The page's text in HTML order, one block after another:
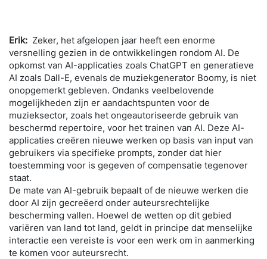
Erik: Zeker, het afgelopen jaar heeft een enorme
versnelling gezien in de ontwikkelingen rondom AI. De
opkomst van AI-applicaties zoals ChatGPT en generatieve
AI zoals Dall-E, evenals de muziekgenerator Boomy, is niet
onopgemerkt gebleven. Ondanks veelbelovende
mogelijkheden zijn er aandachtspunten voor de
muzieksector, zoals het ongeautoriseerde gebruik van
beschermd repertoire, voor het trainen van AI. Deze AI-
applicaties creëren nieuwe werken op basis van input van
gebruikers via specifieke prompts, zonder dat hier
toestemming voor is gegeven of compensatie tegenover
staat.
De mate van AI-gebruik bepaalt of de nieuwe werken die
door AI zijn gecreëerd onder auteursrechtelijke
bescherming vallen. Hoewel de wetten op dit gebied
variëren van land tot land, geldt in principe dat menselijke
interactie een vereiste is voor een werk om in aanmerking
te komen voor auteursrecht.